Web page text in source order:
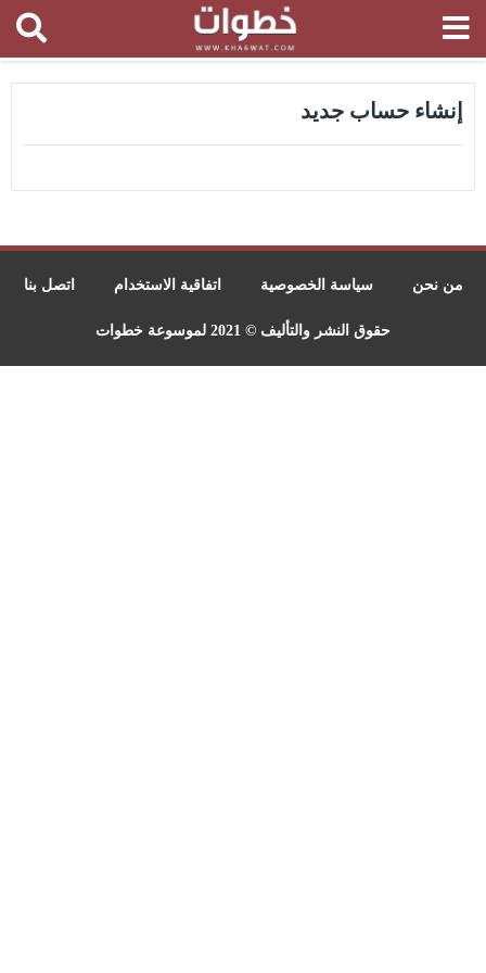
إنشاء حساب جديد
من نحن سياسة الخصوصية اتفاقية الاستخدام اتصل بنا
حقوق النشر والتأليف © 2021 لموسوعة خطوات